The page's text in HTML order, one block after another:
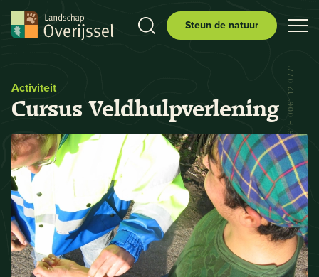
Steun de natuur
Activiteit
Cursus Veldhulpverlening N 52° 29.556' E 006° 12.077'